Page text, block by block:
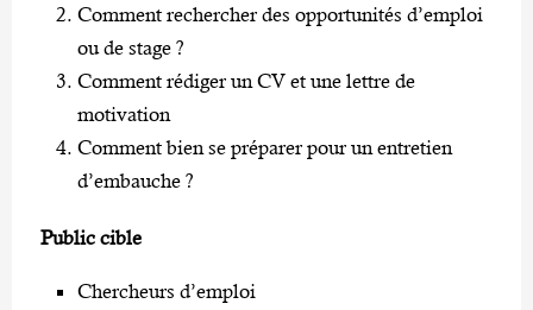
Comment rechercher des opportunités d’emploi
ou de stage ?
Comment rédiger un CV et une lettre de
motivation
Comment bien se préparer pour un entretien
d’embauche ?
Public cible
Chercheurs d’emploi